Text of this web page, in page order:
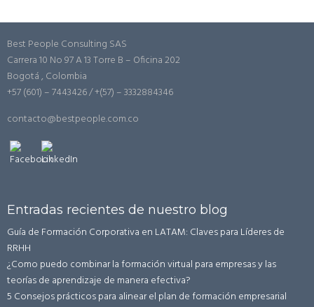
Best People Consulting SAS
Carrera 10 No 97 A 13 Torre B – Oficina 202
Bogotá , Colombia
+57 (601) – 7443426 / +(57) – 3332884346
contacto@bestpeople.com.co
Entradas recientes de nuestro blog
Guía de Formación Corporativa en LATAM: Claves para Líderes de
RRHH
¿Como puedo combinar la formación virtual para empresas y las
teorías de aprendizaje de manera efectiva?
5 Consejos prácticos para alinear el plan de formación empresarial